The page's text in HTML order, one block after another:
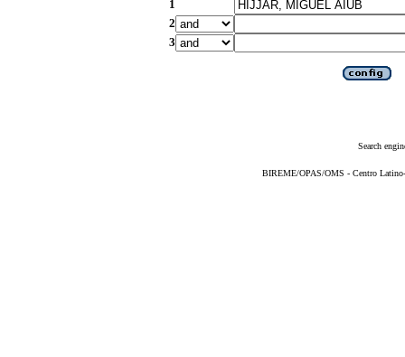
1
2
3
Search
BIREME/OPAS/OMS - Centro Latino-